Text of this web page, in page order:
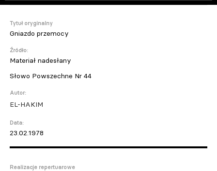
Tytuł oryginalny
Gniazdo przemocy
Źródło:
Materiał nadesłany
Słowo Powszechne Nr 44
Autor:
EL-HAKIM
Data:
23.02.1978
Realizacje repertuarowe